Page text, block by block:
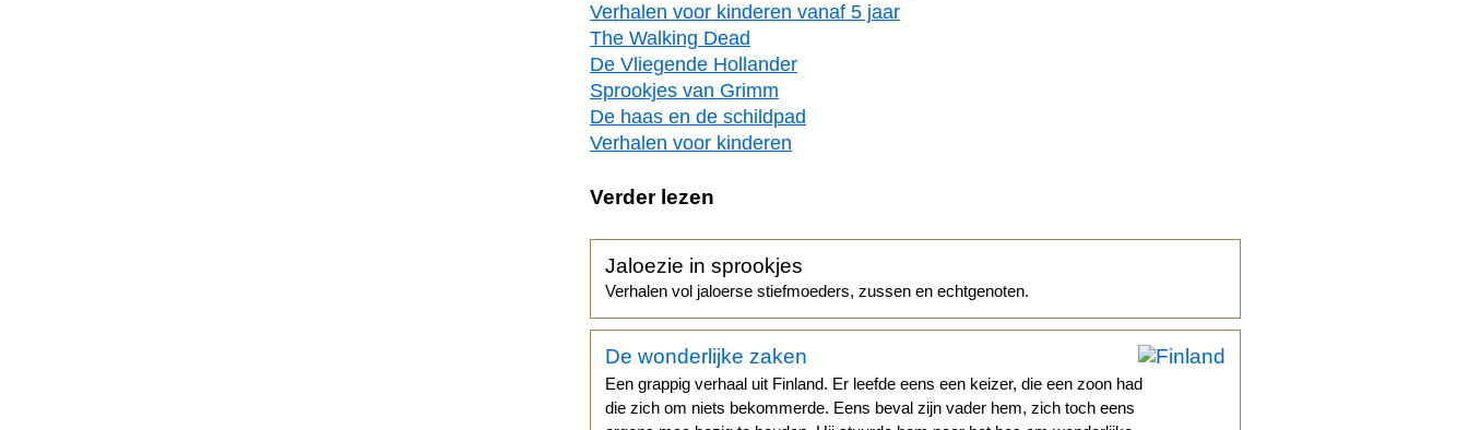
Verhalen voor kinderen vanaf 5 jaar
The Walking Dead
De Vliegende Hollander
Sprookjes van Grimm
De haas en de schildpad
Verhalen voor kinderen
Verder lezen
Jaloezie in sprookjes
Verhalen vol jaloerse stiefmoeders, zussen en echtgenoten.
De wonderlijke zaken
Een grappig verhaal uit Finland. Er leefde eens een keizer, die een zoon had
die zich om niets bekommerde. Eens beval zijn vader hem, zich toch eens